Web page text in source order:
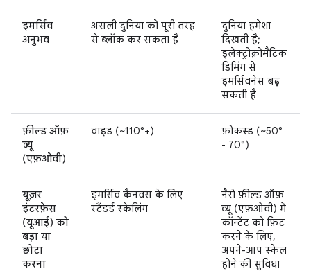
इमर्सिव
अनुभव
असली दुनिया को पूरी तरह
से ब्लॉक कर सकता है
दुनिया हमेशा
दिखती है;
इलेक्ट्रोक्रोमैटिक
डिमिंग से
इमर्सिवनेस बढ़
सकती है
फ़ील्ड ऑफ़
व्यू
(एफ़ओवी)
वाइड (~110°+)
फ़ोकस्ड (~50°
- 70°)
यूज़र
इंटरफ़ेस
(यूआई) को
बड़ा या
छोटा
करना
इमर्सिव कैनवस के लिए
स्टैंडर्ड स्केलिंग
नैरो फ़ील्ड ऑफ़
व्यू (एफ़ओवी) में
कॉन्टेंट को फ़िट
करने के लिए,
अपने-आप स्केल
होने की सुविधा